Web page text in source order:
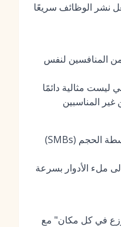
نشر الوظائف سريعًا
المنافسين لنفس
ليست مثالية دائمًا
المناسبين
الشركات الصغيرة والمتوسطة الحجم (SMBs)
ملء الأدوار بسرعة
في كل مكان" مع